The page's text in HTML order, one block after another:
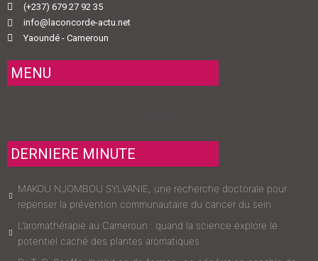
(+237) 679 27 92 35
info@laconcorde-actu.net
Yaoundé - Cameroun
MENU
DERNIERE MINUTE
MAKOU NJOMBOU SYLVANIE, une recherche doctorale pour
repenser la prévention communautaire du cancer du sein
L’aromathérapie au Cameroun : quand la science explore le
potentiel caché des plantes aromatiques